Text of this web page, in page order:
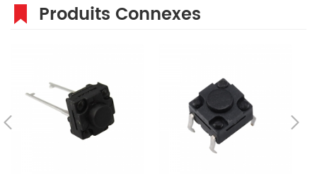
Produits Connexes